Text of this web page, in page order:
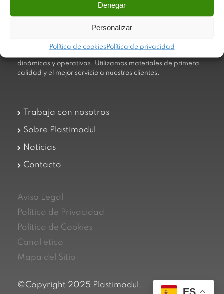
Denegar
Personalizar
Política de cookies Política de privacidad
innovadores y de máxima calidad, invirtiendo con decisión
dinámicas y operativas. Utilizamos materiales de primera
calidad y el mejor servicio a nuestros clientes.
Trabaja con nosotros
Sobre Plastimodul
Noticias
Contacto
Aviso Legal
Política de Privacidad
Política de Cookies
Canal ético
Mapa del Sitio
©Copyright 2025 Plastimodul.